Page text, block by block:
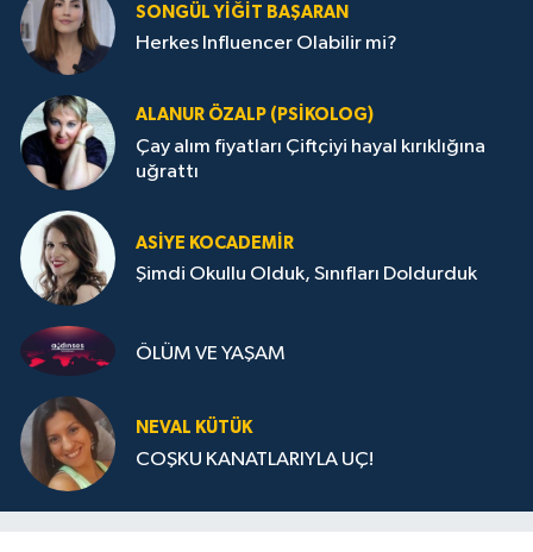
SONGÜL YIĞIT BAŞARAN
Herkes Influencer Olabilir mi?
ALANUR ÖZALP (PSIKOLOG)
Çay alım fiyatları Çiftçiyi hayal kırıklığına
uğrattı
ASIYE KOCADEMİR
Şimdi Okullu Olduk, Sınıfları Doldurduk
ÖLÜM VE YAŞAM
NEVAL KÜTÜK
COŞKU KANATLARIYLA UÇ!